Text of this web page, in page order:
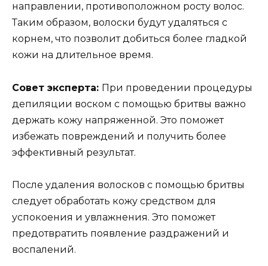
направлении, противоположном росту волос.
Таким образом, волоски будут удаляться с
корнем, что позволит добиться более гладкой
кожи на длительное время.
Совет эксперта: При проведении процедуры
депиляции воском с помощью бритвы важно
держать кожу напряженной. Это поможет
избежать повреждений и получить более
эффективный результат.
После удаления волосков с помощью бритвы
следует обработать кожу средством для
успокоения и увлажнения. Это поможет
предотвратить появление раздражений и
воспалений.